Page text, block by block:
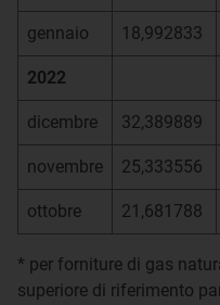
gennaio 18,992833
2022
dicembre 32,389889
novembre 25,333556
ottobre 21,681788
* per forniture di gas
superiore di riferimento